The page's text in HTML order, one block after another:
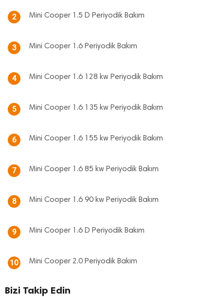
2 Mini Cooper 1.5 D Periyodik Bakım
3 Mini Cooper 1.6 Periyodik Bakım
4 Mini Cooper 1.6 128 kw Periyodik Bakım
5 Mini Cooper 1.6 135 kw Periyodik Bakım
6 Mini Cooper 1.6 155 kw Periyodik Bakım
7 Mini Cooper 1.6 85 kw Periyodik Bakım
8 Mini Cooper 1.6 90 kw Periyodik Bakım
9 Mini Cooper 1.6 D Periyodik Bakım
10 Mini Cooper 2.0 Periyodik Bakım
Bizi Takip Edin